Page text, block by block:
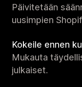
Päivitetään
uusimpien
Kokeile ennen
Mukauta
julkaiset.